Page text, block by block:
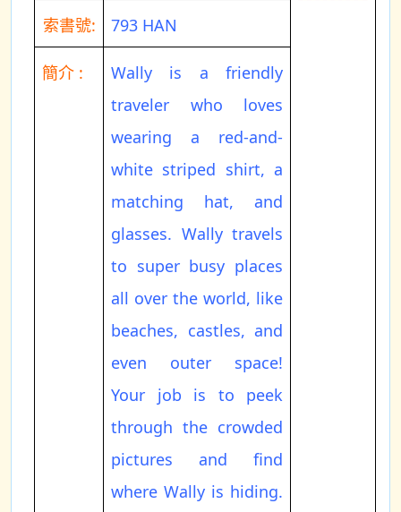
索書號: 793 HAN
簡介 :
Wally is a friendly
traveler who loves
wearing a red-and-
white striped shirt, a
matching hat, and
glasses. Wally travels
to super busy places
all over the world, like
beaches, castles, and
even outer space!
Your job is to peek
through the crowded
pictures and find
where Wally is hiding.